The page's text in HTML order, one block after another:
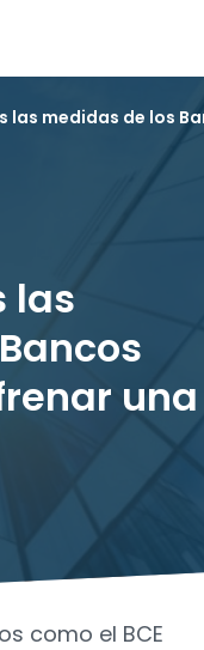
las medidas de los
las
una
como el BCE